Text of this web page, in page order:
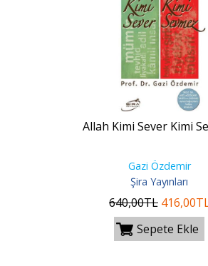
Allah Kimi Sever Kimi
Gazi Özdemir
Şira Yayınları
640,00TL 416,00
Sepete Ekle